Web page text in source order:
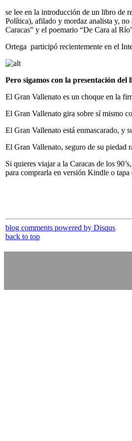
se lee en la introducción de un libro de
Política), afilado y mordaz analista y,
Caracas” y el poemario “De Cara al
Ortega participó recientemente en el
Pero sigamos con la presentación
El Gran Vallenato es un choque en la
El Gran Vallenato gira sobre sí mismo
El Gran Vallenato está enmascarado, y
El Gran Vallenato, seguro de su piedad
Si quieres viajar a la Caracas de los
para comprarla en versión Kindle o tapa
blog comments powered by Disqus
back to top